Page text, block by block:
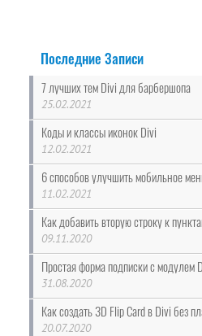
Последние Записи
7 лучших тем Divi для барбершопа
25.02.2021
Коды и классы иконок Divi
12.02.2021
6 способов улучшить мобильное
11.02.2021
Как добавить вторую строку к
09.11.2020
Простая форма подписки с модулем
31.08.2020
Как создать 3D Flip Card в Divi без
20.07.2020